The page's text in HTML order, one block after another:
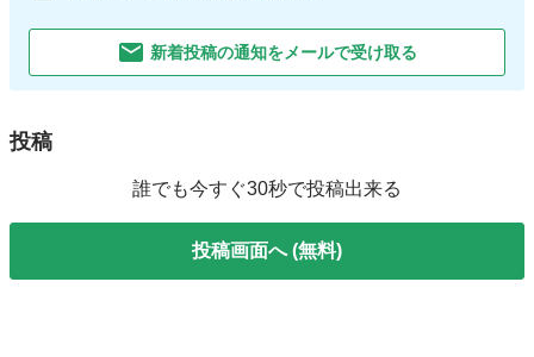
新着投稿の通知をメールで受け取る
投稿
誰でも今すぐ30秒で投稿出来る
投稿画面へ (無料)